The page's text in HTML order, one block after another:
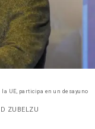
UE, participa en un desayuno
ZUBELZU